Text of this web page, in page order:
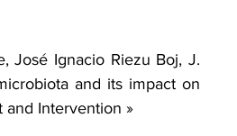
José Ignacio Riezu Boj, J.
and its impact on
and Intervention »